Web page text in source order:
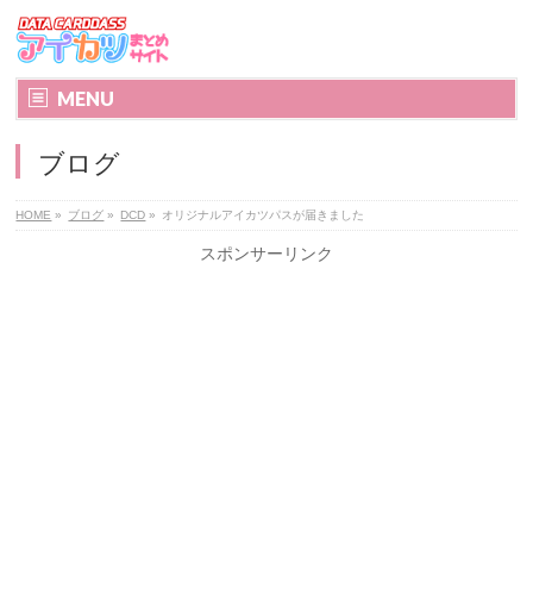
MENU
ブログ
HOME » ブログ » DCD » オリジナルアイカツパスが届きました
スポンサーリンク